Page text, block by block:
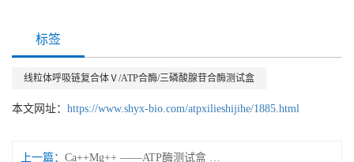
标签
线粒体呼吸链复合体Ⅴ/ATP合酶/三磷酸腺苷合酶测试盒
本文网址： https://www.shyx-bio.com/atpxilieshijihe/1885.html
上一篇：